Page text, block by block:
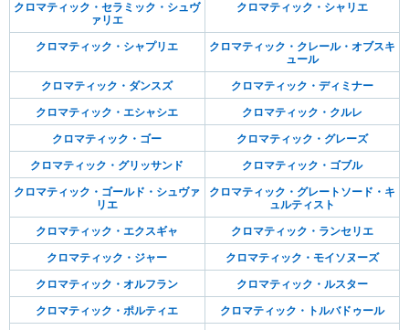
クロマティック・セラミック・シュヴ
ァリエ
クロマティック・シャリエ
クロマティック・シャプリエ
クロマティック・クレール・オブスキ
ュール
クロマティック・ダンスズ クロマティック・ディミナー
クロマティック・エシャシエ クロマティック・クルレ
クロマティック・ゴー クロマティック・グレーズ
クロマティック・グリッサンド クロマティック・ゴブル
クロマティック・ゴールド・シュヴァ
リエ
クロマティック・グレートソード・キ
ュルティスト
クロマティック・エクスギャ クロマティック・ランセリエ
クロマティック・ジャー クロマティック・モイソヌーズ
クロマティック・オルフラン クロマティック・ルスター
クロマティック・ポルティエ クロマティック・トルバドゥール